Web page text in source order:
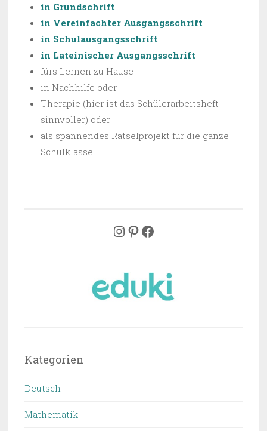
in Grundschrift
in Vereinfachter Ausgangsschrift
in Schulausgangsschrift
in Lateinischer Ausgangsschrift
fürs Lernen zu Hause
in Nachhilfe oder
Therapie (hier ist das Schülerarbeitsheft
sinnvoller) oder
als spannendes Rätselprojekt für die ganze
Schulklasse
uksmaterial
Pinterest
Facebook
Kategorien
Deutsch
Mathematik